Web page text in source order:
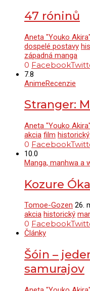
47 róninů
Aneta "Youko
dospelé postavy
západná manga
0 Facebook
7.8
AnimeRecenzie
Stranger:
Aneta "Youko
akcia film historický
0 Facebook
10.0
Manga, manhwa a
Kozure
Tomoe-Gozen 26.
akcia historický
0 Facebook
Články
Šóin –
samurajov